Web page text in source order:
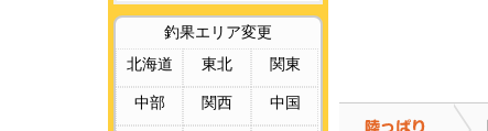
釣果エリア変更
北海道
東北 関東
中部 関西 中国